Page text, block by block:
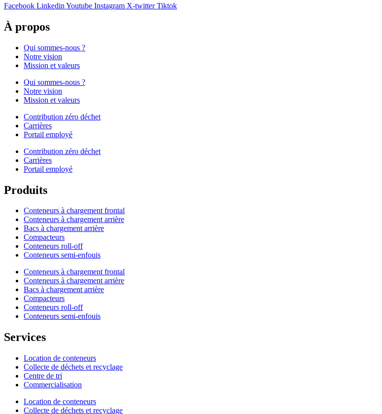
Facebook Linkedin Youtube Instagram X-twitter Tiktok
À propos
Qui sommes-nous ?
Notre vision
Mission et valeurs
Qui sommes-nous ?
Notre vision
Mission et valeurs
Contribution zéro déchet
Carrières
Portail employé
Contribution zéro déchet
Carrières
Portail employé
Produits
Conteneurs à chargement frontal
Conteneurs à chargement arrière
Bacs à chargement arrière
Compacteurs
Conteneurs roll-off
Conteneurs semi-enfouis
Conteneurs à chargement frontal
Conteneurs à chargement arrière
Bacs à chargement arrière
Compacteurs
Conteneurs roll-off
Conteneurs semi-enfouis
Services
Location de conteneurs
Collecte de déchets et recyclage
Centre de tri
Commercialisation
Location de conteneurs
Collecte de déchets et recyclage